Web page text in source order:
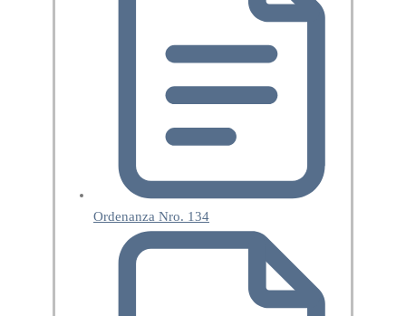
Ordenanza Nro. 134